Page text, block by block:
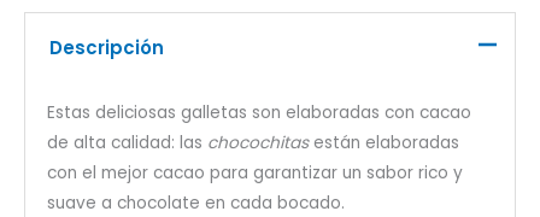
Descripción
Estas deliciosas galletas son elaboradas con cacao
de alta calidad: las chocochitasestán elaboradas
con el mejor cacao para garantizar un sabor rico y
suave a chocolate en cada bocado.